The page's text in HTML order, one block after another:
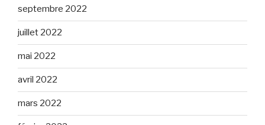
septembre 2022
juillet 2022
mai 2022
avril 2022
mars 2022